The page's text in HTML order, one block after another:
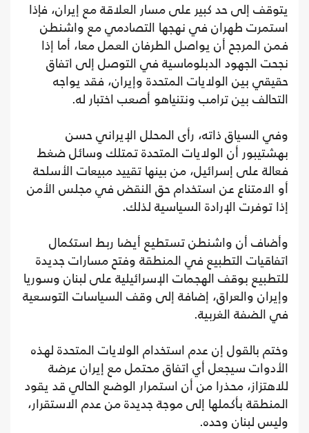
يتوقف إلى حد كبير على مسار العلاقة مع إيران، فإذا
استمرت طهران في نهجها التصادمي مع واشنطن
فمن المرجح أن يواصل الطرفان العمل معا، أما إذا
نجحت الجهود الدبلوماسية في التوصل إلى اتفاق
حقيقي بين الولايات المتحدة وإيران، فقد يواجه
التحالف بين ترامب ونتنياهو أصعب اختبار له.
وفي السياق ذاته، رأى المحلل الإيراني حسن
بهشتيبور أن الولايات المتحدة تمتلك وسائل ضغط
فعالة على إسرائيل، من بينها تقييد مبيعات الأسلحة
أو الامتناع عن استخدام حق النقض في مجلس الأمن
إذا توفرت الإرادة السياسية لذلك.
وأضاف أن واشنطن تستطيع أيضا ربط استكمال
اتفاقيات التطبيع في المنطقة وفتح مسارات جديدة
للتطبيع بوقف الهجمات الإسرائيلية على لبنان وسوريا
وإيران والعراق، إضافة إلى وقف السياسات التوسعية
في الضفة الغربية.
وختم بالقول إن عدم استخدام الولايات المتحدة لهذه
الأدوات سيجعل أي اتفاق محتمل مع إيران عرضة
للاهتزاز، محذرا من أن استمرار الوضع الحالي قد يقود
المنطقة بأكملها إلى موجة جديدة من عدم الاستقرار،
وليس لبنان وحده.